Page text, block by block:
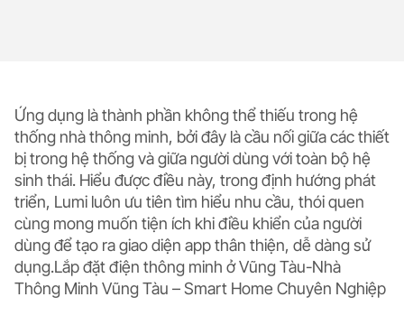
Ứng dụng là thành phần không thể thiếu trong hệ
thống nhà thông minh, bởi đây là cầu nối giữa các thiết
bị trong hệ thống và giữa người dùng với toàn bộ hệ
sinh thái. Hiểu được điều này, trong định hướng phát
triển, Lumi luôn ưu tiên tìm hiểu nhu cầu, thói quen
cùng mong muốn tiện ích khi điều khiển của người
dùng để tạo ra giao diện app thân thiện, dễ dàng sử
dụng.Lắp đặt điện thông minh ở Vũng Tàu-Nhà
Thông Minh Vũng Tàu – Smart Home Chuyên Nghiệp